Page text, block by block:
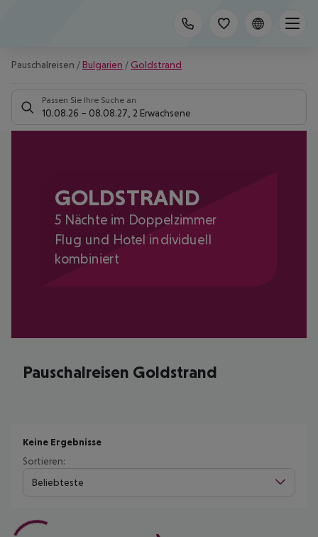
Pauschalreisen / Bulgarien / Goldstrand
Passen Sie Ihre Suche an
10.08.26 – 08.08.27 2 Erwachsene
GOLDSTRAND
5 Nächte im Doppelzimmer
Flug und Hotel individuell
kombiniert
Pauschalreisen Goldstrand
Keine Ergebnisse
Sortieren:
Beliebteste